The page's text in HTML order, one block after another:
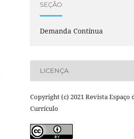
SEÇÃO
Demanda Contínua
LICENÇA
Copyright (c) 2021 Revista Espaço
Currículo